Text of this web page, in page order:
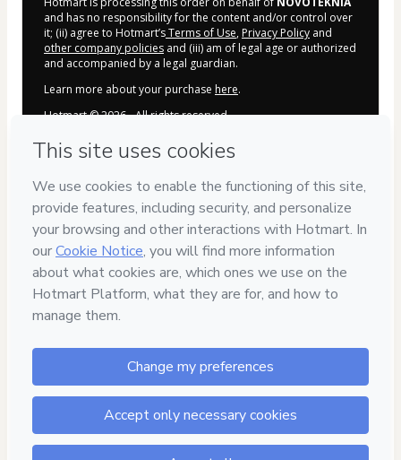
and has no responsibility for the content and/or control over
it; (ii) agree to Hotmart’sTerms of Use, Privacy Policy and
other company policies and (iii) am of legal age or authorized
and accompanied by a legal guardian.
Learn more about your purchase here.
Hotmart ©2026- All rights reserved
Privacy
Your information is 100% secure
Delivery via E-mail
Approved content
100% reviewed and approved